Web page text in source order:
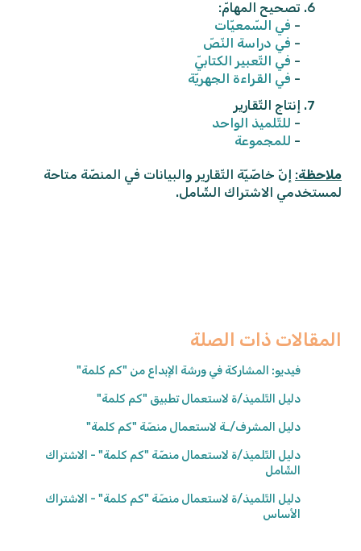
تصحيح المهامّ:
- في السّمعيّات
- في دراسة النّصّ
- في التّعبير الكتابيّ
- في القراءة الجهريّة
إنتاج التّقارير
- للتّلميذ الواحد
- للمجموعة
ملاحظة: إنّ خاصّيّة التّقارير والبيانات في المنصّة متاحة
لمستخدمي الاشتراك الشّامل.
المقالات ذات الصلة
فيديو: المشاركة في ورشة الإبداع من "كم كلمة"
دليل التّلميذ/ة لاستعمال تطبيق "كم كلمة"
دليل المشرف/ـة لاستعمال منصّة "كم كلمة"
دليل التّلميذ/ة لاستعمال منصّة "كم كلمة" - الاشتراك
الشّامل
دليل التّلميذ/ة لاستعمال منصّة "كم كلمة" - الاشتراك
الأساس